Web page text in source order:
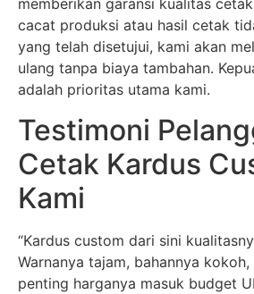
memberikan garansi kualitas
cacat produksi atau hasil cetak
yang telah disetujui, kami akan
ulang tanpa biaya tambahan.
adalah prioritas utama kami.
Testimoni
Cetak Kardus
Kami
“Kardus custom dari sini
Warnanya tajam, bahannya
penting harganya masuk budget